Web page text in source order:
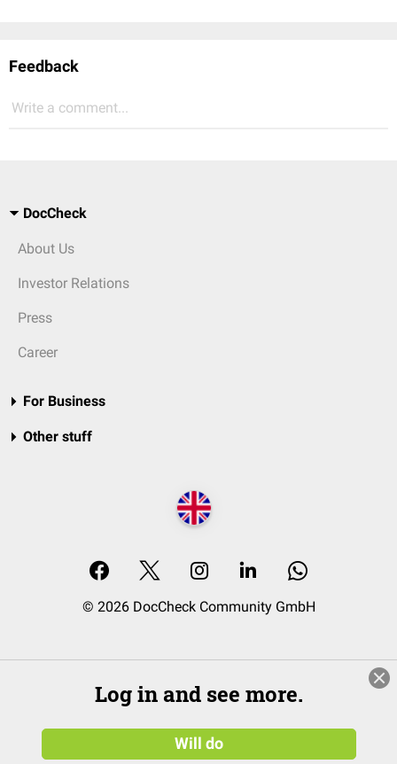
Feedback
Write a comment...
DocCheck
About Us
Investor Relations
Press
Career
For Business
Other stuff
© 2026 DocCheck Community GmbH
Log in and see more.
Will do